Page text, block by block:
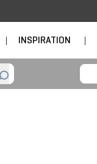
| INSPIRATION |